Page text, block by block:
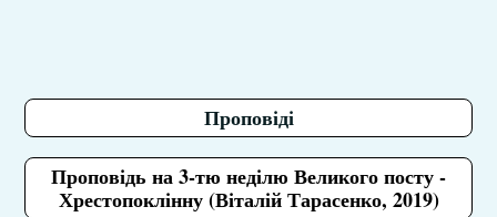
Проповіді
Проповідь на 3-тю неділю Великого посту -
Хрестопоклінну (Віталій Тарасенко, 2019)